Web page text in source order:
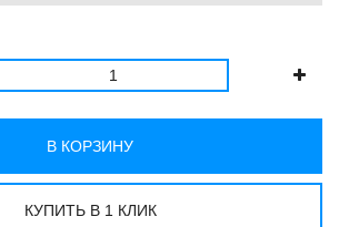
В КОРЗИНУ
КУПИТЬ В 1 КЛИК